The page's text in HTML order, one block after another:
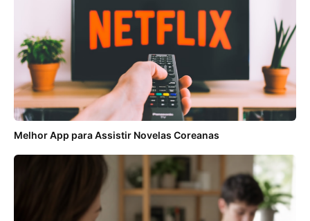
Melhor App para Assistir Novelas Coreanas